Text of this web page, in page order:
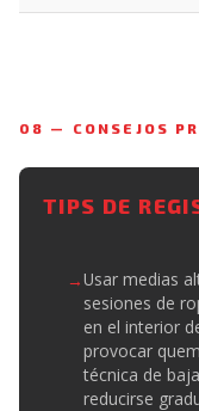
08 — CONSEJOS
TIPS DE
Usar medias
sesiones de
en el interior
provocar
técnica de
reducirse